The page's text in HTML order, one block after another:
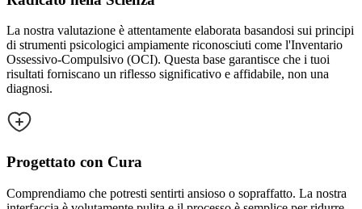
La nostra valutazione è attentamente elaborata basandosi sui principi
di strumenti psicologici ampiamente riconosciuti come l'Inventario
Ossessivo-Compulsivo (OCI). Questa base garantisce che i tuoi
risultati forniscano un riflesso significativo e affidabile, non una
diagnosi.
Progettato con Cura
Comprendiamo che potresti sentirti ansioso o sopraffatto. La nostra